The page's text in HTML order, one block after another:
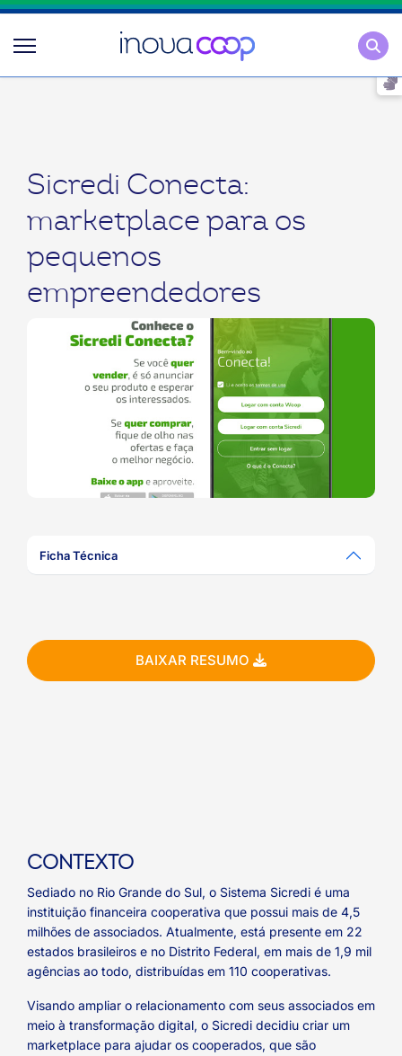
Sicredi Conecta:
marketplace para os
pequenos
empreendedores
Ficha Técnica
BAIXAR RESUMO
CONTEXTO
Sediado no Rio Grande do Sul, o Sistema Sicredi é uma
instituição financeira cooperativa que possui mais de 4,5
milhões de associados. Atualmente, está presente em 22
estados brasileiros e no Distrito Federal, em mais de 1,9 mil
agências ao todo, distribuídas em 110 cooperativas.
Visando ampliar o relacionamento com seus associados em
meio à transformação digital, o Sicredi decidiu criar um
marketplace para ajudar os cooperados, que são